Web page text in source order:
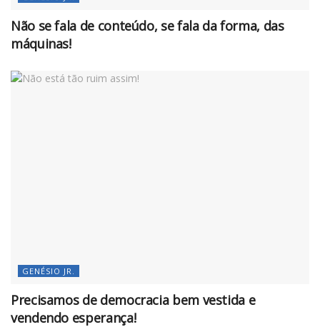
Não se fala de conteúdo, se fala da forma, das
máquinas!
GENÉSIO JR.
Precisamos de democracia bem vestida e
vendendo esperança!